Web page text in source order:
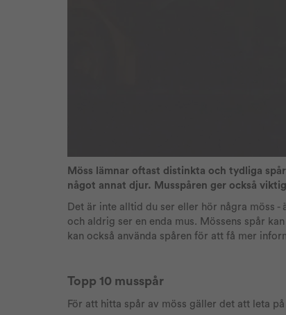
Möss lämnar oftast distinkta och tydliga
något annat djur. Musspåren ger också
Det är inte alltid du ser eller hör några möss
och aldrig ser en enda mus. Mössens spår
kan också använda spåren för att få mer
Topp 10 musspår
För att hitta spår av möss gäller det att leta